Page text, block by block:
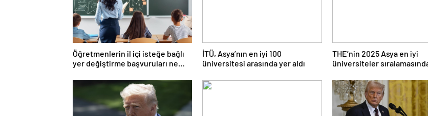
Öğretmenlerin il içi isteğe bağlı
yer değiştirme başvuruları ne
İTÜ, Asya’nın en iyi 100
üniversitesi arasında yer aldı
THE’nin 2025 Asya en iyi
üniversiteler